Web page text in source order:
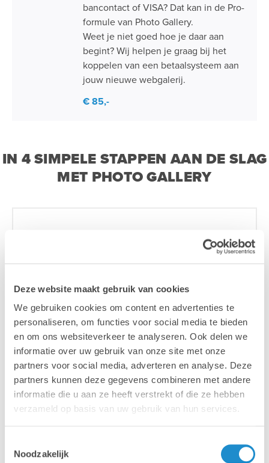
Deze website maakt gebruik van cookies
We gebruiken cookies om content en advertenties te
personaliseren, om functies voor social media te bieden
en om ons websiteverkeer te analyseren. Ook delen we
informatie over uw gebruik van onze site met onze
partners voor social media, adverteren en analyse. Deze
partners kunnen deze gegevens combineren met andere
informatie die u aan ze heeft verstrekt of die ze hebben
verzameld op basis van uw gebruik van hun services.
Noodzakelijk
bancontact of VISA? Dat kan in de Pro-
formule van Photo Gallery.
Weet je niet goed hoe je daar aan
begint? Wij helpen je graag bij het
koppelen van een betaalsysteem aan
jouw nieuwe webgalerij.
€ 85,-
IN 4 SIMPELE STAPPEN AAN DE SLAG
MET PHOTO GALLERY
1
Plaats je bestelling
Vul het onderstaande formulier in. Binnen één
werkdag ontvang je van ons een
gepersonaliseerde offerte voor de nieuwe Photo
Gallery.
Zodra je de offerte bevestigt bezorgen we je
toegang tot Photo Gallery.